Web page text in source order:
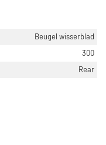
Beugel wisserblad
300
Rear